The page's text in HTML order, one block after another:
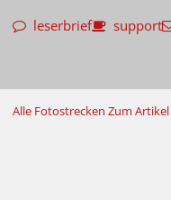
leserbrief support
Alle Fotostrecken Zum Artikel